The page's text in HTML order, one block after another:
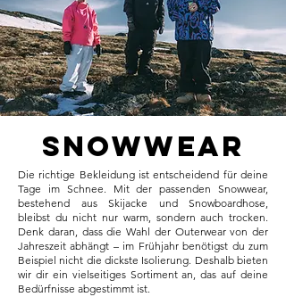
Snowwear
Die richtige Bekleidung ist entscheidend für deine
Tage im Schnee. Mit der passenden Snowwear,
bestehend aus Skijacke und Snowboardhose,
bleibst du nicht nur warm, sondern auch trocken.
Denk daran, dass die Wahl der Outerwear von der
Jahreszeit abhängt – im Frühjahr benötigst du zum
Beispiel nicht die dickste Isolierung. Deshalb bieten
wir dir ein vielseitiges Sortiment an, das auf deine
Bedürfnisse abgestimmt ist.